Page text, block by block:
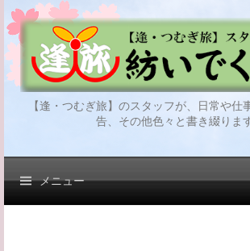
コ
ン
テ
ン
【逢・つむぎ旅】のスタッフが、日常や仕
告、その他色々と書き綴りま
メニュー